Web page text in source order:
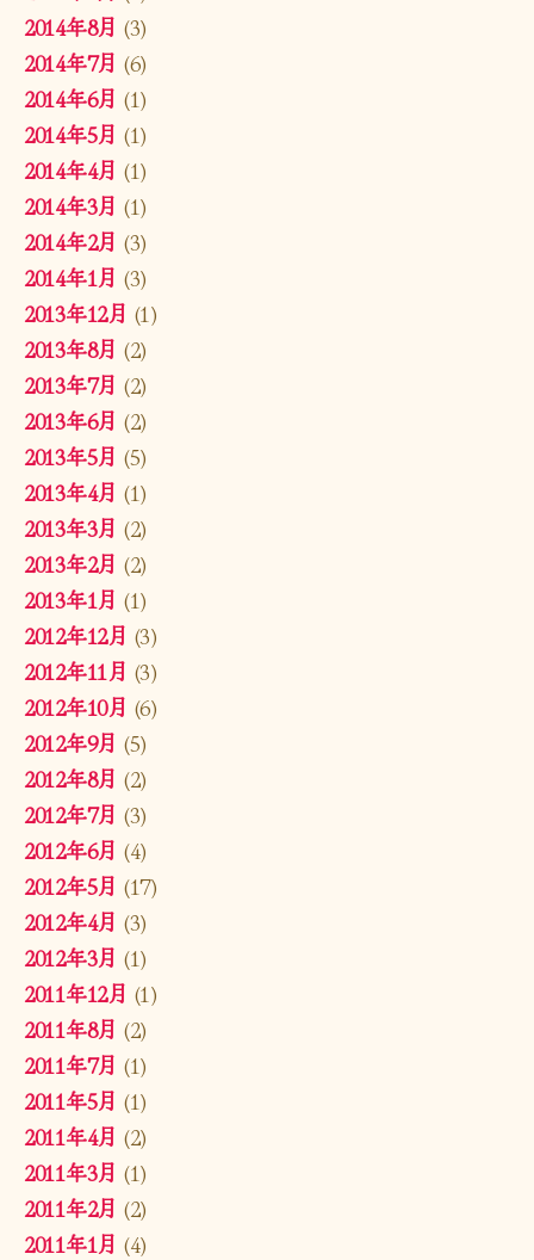
2014年8月 (3)
2014年7月 (6)
2014年6月 (1)
2014年5月 (1)
2014年4月 (1)
2014年3月 (1)
2014年2月 (3)
2014年1月 (3)
2013年12月 (1)
2013年8月 (2)
2013年7月 (2)
2013年6月 (2)
2013年5月 (5)
2013年4月 (1)
2013年3月 (2)
2013年2月 (2)
2013年1月 (1)
2012年12月 (3)
2012年11月 (3)
2012年10月 (6)
2012年9月 (5)
2012年8月 (2)
2012年7月 (3)
2012年6月 (4)
2012年5月 (17)
2012年4月 (3)
2012年3月 (1)
2011年12月 (1)
2011年8月 (2)
2011年7月 (1)
2011年5月 (1)
2011年4月 (2)
2011年3月 (1)
2011年2月 (2)
2011年1月 (4)